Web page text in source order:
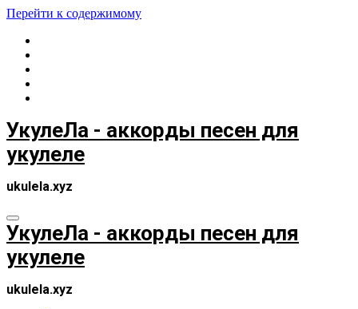
Перейти к содержимому
УкулеЛа - аккорды песен для
укулеле
ukulela.xyz
УкулеЛа - аккорды песен для
укулеле
ukulela.xyz